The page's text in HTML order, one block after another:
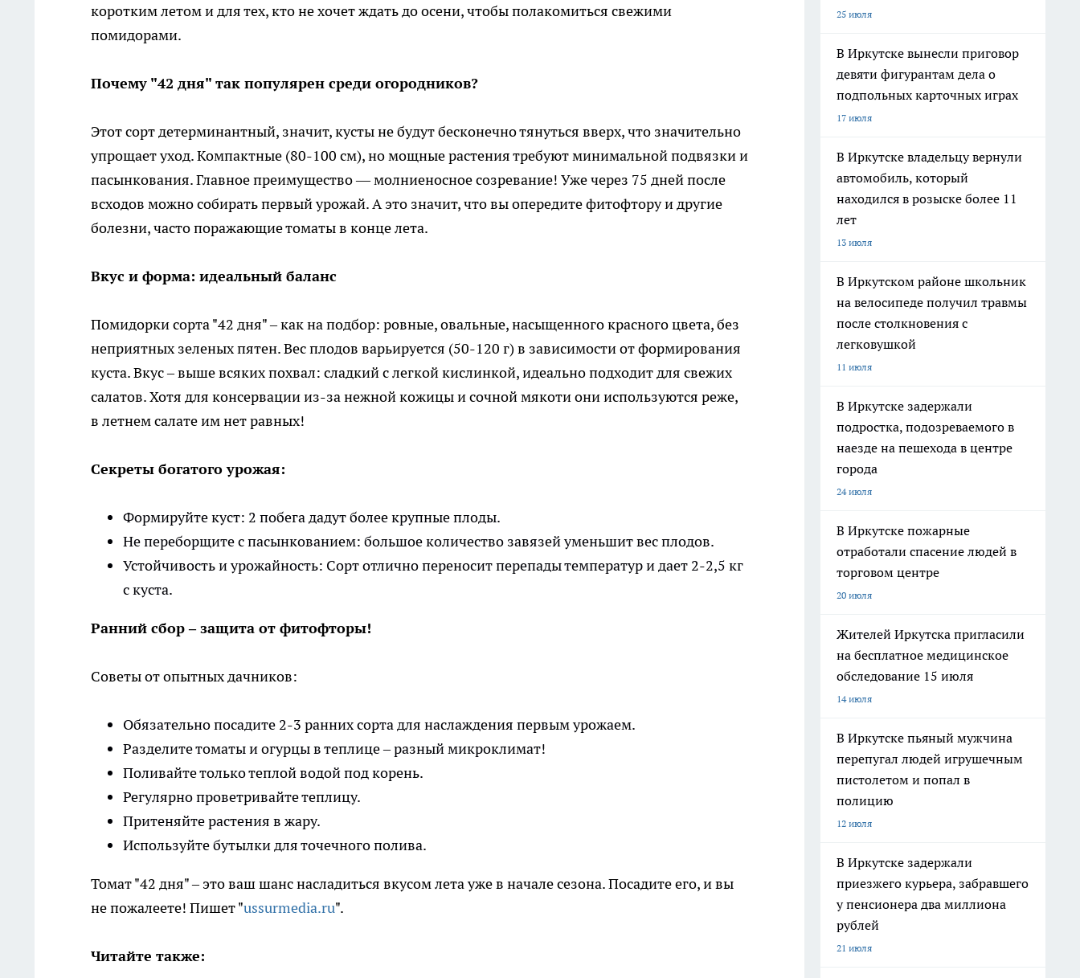
коротким летом и для тех, кто не хочет ждать до осени, чтобы полакомиться свежими
помидорами.
Почему "42 дня" так популярен среди огородников?
Этот сорт детерминантный, значит, кусты не будут бесконечно тянуться вверх, что значительно
упрощает уход. Компактные (80-100 см), но мощные растения требуют минимальной подвязки и
пасынкования. Главное преимущество — молниеносное созревание! Уже через 75 дней после
всходов можно собирать первый урожай. А это значит, что вы опередите фитофтору и другие
болезни, часто поражающие томаты в конце лета.
Вкус и форма: идеальный баланс
Помидорки сорта "42 дня" – как на подбор: ровные, овальные, насыщенного красного цвета, без
неприятных зеленых пятен. Вес плодов варьируется (50-120 г) в зависимости от формирования
куста. Вкус – выше всяких похвал: сладкий с легкой кислинкой, идеально подходит для свежих
салатов. Хотя для консервации из-за нежной кожицы и сочной мякоти они используются реже,
в летнем салате им нет равных!
Секреты богатого урожая:
Формируйте куст: 2 побега дадут более крупные плоды.
Не переборщите с пасынкованием: большое количество завязей уменьшит вес плодов.
Устойчивость и урожайность: Сорт отлично переносит перепады температур и дает 2-2,5 кг
с куста.
Ранний сбор – защита от фитофторы!
Советы от опытных дачников:
Обязательно посадите 2-3 ранних сорта для наслаждения первым урожаем.
Разделите томаты и огурцы в теплице – разный микроклимат!
Поливайте только теплой водой под корень.
Регулярно проветривайте теплицу.
Притеняйте растения в жару.
Используйте бутылки для точечного полива.
Томат "42 дня" – это ваш шанс насладиться вкусом лета уже в начале сезона. Посадите его, и вы
не пожалеете! Пишет "ussurmedia.ru".
Читайте также:
25 июля
В Иркутске вынесли приговор
девяти фигурантам дела о
подпольных карточных играх
17 июля
В Иркутске владельцу вернули
автомобиль, который
находился в розыске более 11
лет
13 июля
В Иркутском районе школьник
на велосипеде получил травмы
после столкновения с
легковушкой
11 июля
В Иркутске задержали
подростка, подозреваемого в
наезде на пешехода в центре
города
24 июля
В Иркутске пожарные
отработали спасение людей в
торговом центре
20 июля
Жителей Иркутска пригласили
на бесплатное медицинское
обследование 15 июля
14 июля
В Иркутске пьяный мужчина
перепугал людей игрушечным
пистолетом и попал в
полицию
12 июля
В Иркутске задержали
приезжего курьера, забравшего
у пенсионера два миллиона
рублей
21 июля